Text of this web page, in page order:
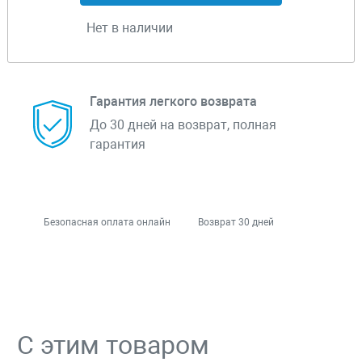
Нет в наличии
Гарантия легкого возврата
До 30 дней на возврат, полная
гарантия
Безопасная оплата онлайн Возврат 30 дней
С этим товаром